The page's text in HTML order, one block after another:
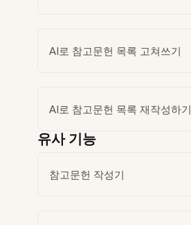
AI로 참고문헌 목록 고쳐쓰기
AI로 참고문헌 목록 재작성하기
유사 기능
참고문헌 작성기